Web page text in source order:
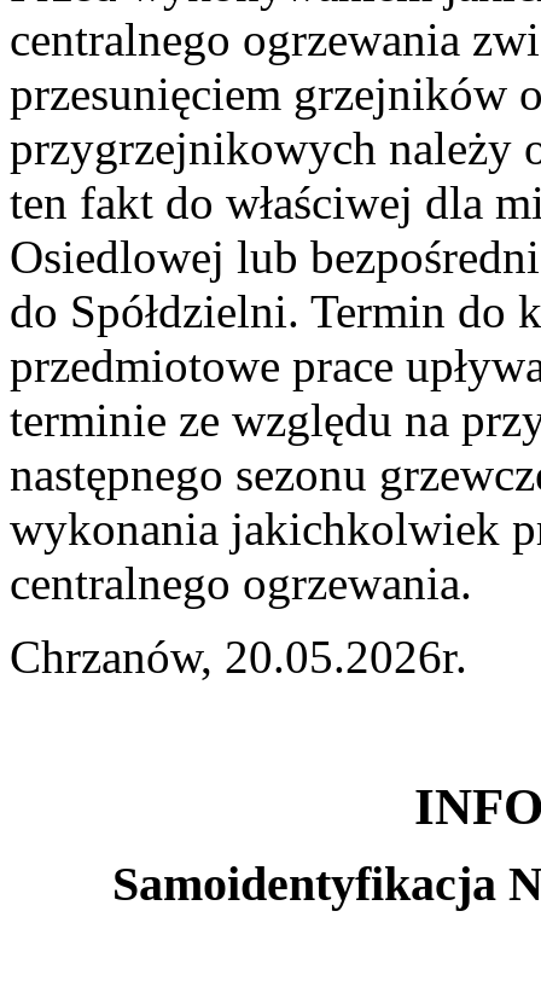
centralnego ogrzewania
przesunięciem grzejników
przygrzejnikowych należy
ten fakt do właściwej dla
Osiedlowej lub
do Spółdzielni. Termin do
przedmiotowe prace
terminie ze względu na
następnego sezonu
wykonania jakichkolwiek
centralnego ogrzewania.
Chrzanów, 20.05.2026r.
Samoidentyfikacja